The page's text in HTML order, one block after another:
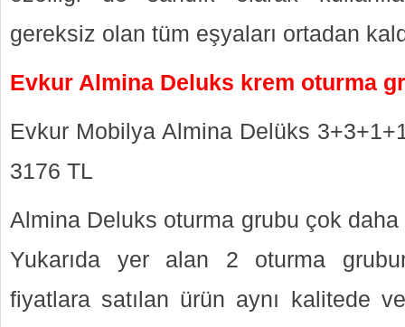
gereksiz olan tüm eşyaları ortadan
Evkur Almina Deluks krem oturma
Evkur Mobilya Almina Delüks
3176 TL
Almina Deluks oturma grubu çok daha
Yukarıda yer alan 2 oturma
fiyatlara satılan ürün aynı kalitede